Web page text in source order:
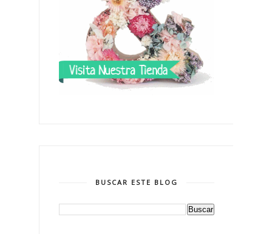
BUSCAR ESTE BLOG